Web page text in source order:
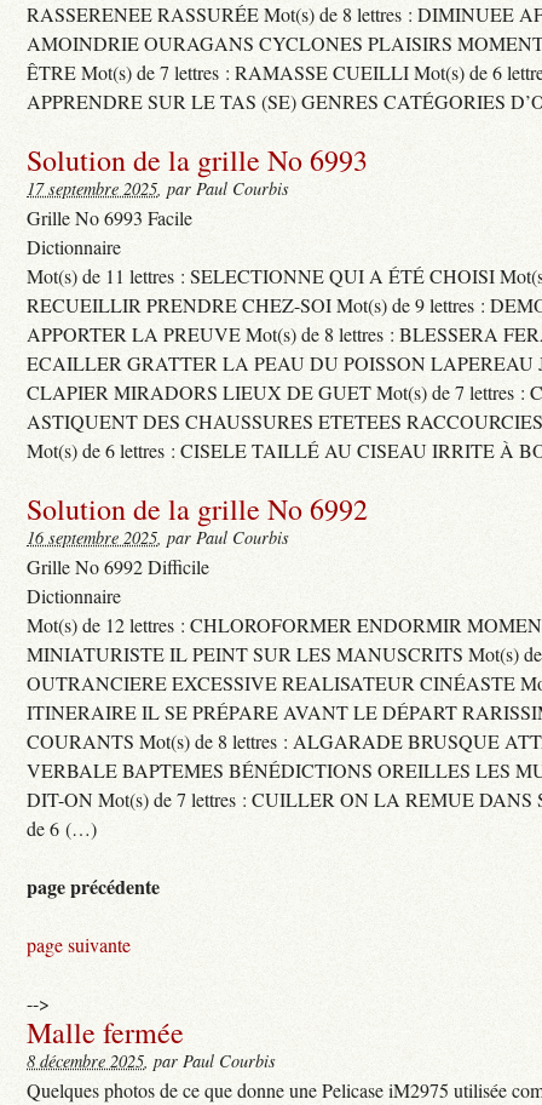
RASSERENEE RASSURÉE Mot(s) de 8 lettres : DIMINUEE
AMOINDRIE OURAGANS CYCLONES PLAISIRS
ÊTRE Mot(s) de 7 lettres : RAMASSE CUEILLI Mot(s) de 6
APPRENDRE SUR LE TAS (SE) GENRES CATÉGORIES
Solution de la grille No 6993
17 septembre 2025, par Paul Courbis
Grille No 6993 Facile
Dictionnaire
Mot(s) de 11 lettres : SELECTIONNE QUI A ÉTÉ CHOISI
RECUEILLIR PRENDRE CHEZ-SOI Mot(s) de 9 lettres :
APPORTER LA PREUVE Mot(s) de 8 lettres : BLESSERA
ECAILLER GRATTER LA PEAU DU POISSON LAPEREAU
CLAPIER MIRADORS LIEUX DE GUET Mot(s) de 7 lettres :
ASTIQUENT DES CHAUSSURES ETETEES
Mot(s) de 6 lettres : CISELE TAILLÉ AU CISEAU IRRITE À
Solution de la grille No 6992
16 septembre 2025, par Paul Courbis
Grille No 6992 Difficile
Dictionnaire
Mot(s) de 12 lettres : CHLOROFORMER ENDORMIR
MINIATURISTE IL PEINT SUR LES MANUSCRITS Mot(s) de
OUTRANCIERE EXCESSIVE REALISATEUR CINÉASTE
ITINERAIRE IL SE PRÉPARE AVANT LE DÉPART
COURANTS Mot(s) de 8 lettres : ALGARADE BRUSQUE
VERBALE BAPTEMES BÉNÉDICTIONS OREILLES LES
DIT-ON Mot(s) de 7 lettres : CUILLER ON LA REMUE DANS
de 6 (…)
page précédente
page suivante
-->
Malle fermée
8 décembre 2025, par Paul Courbis
Quelques photos de ce que donne une Pelicase iM2975 utilisée